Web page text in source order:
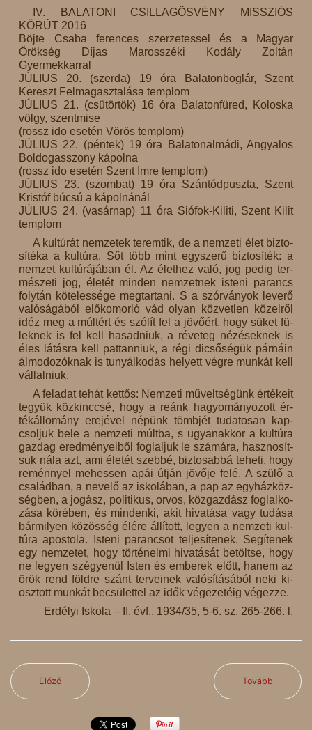
IV. BALATONI CSILLAGÖSVÉNY MISSZIÓS
KÖRÚT 2016
Böjte Csaba ferences szerzetessel és a Magyar
Örökség Díjas Marosszéki Kodály Zoltán
Gyermekkarral
JÚLIUS 20. (szerda) 19 óra Balatonboglár, Szent
Kereszt Felmagasztalása templom
JÚLIUS 21. (csütörtök) 16 óra Balatonfüred, Koloska
völgy, szentmise
(rossz ido esetén Vörös templom)
JÚLIUS 22. (péntek) 19 óra Balatonalmádi, Angyalos
Boldogasszony kápolna
(rossz ido esetén Szent Imre templom)
JÚLIUS 23. (szombat) 19 óra Szántódpuszta, Szent
Kristóf búcsú a kápolnánál
JÚLIUS 24. (vasárnap) 11 óra Siófok-Kiliti, Szent Kilit
templom
A kul­tú­rát nem­ze­tek te­rem­tik, de a nem­ze­ti élet biz­to­
sí­té­ka a kul­tú­ra. Sőt több mint egy­sze­rű biz­to­sí­ték: a
nem­zet kul­tú­rá­já­ban él. Az élet­hez va­ló, jog pe­dig ter­
mé­sze­ti jog, éle­tét min­den nem­zet­nek is­te­ni pa­rancs
foly­tán kö­te­les­sé­ge meg­tar­ta­ni. S a szór­vá­nyok le­ve­rő
va­ló­sá­gá­ból előkomorló vád olyan köz­vet­len kö­zel­ről
idéz meg a múl­tért és szó­lít fel a jö­vő­ért, hogy sü­ket fü­
lek­nek is fel kell ha­sad­ni­uk, a ré­ve­teg né­zé­sek­nek is
éles lá­tás­ra kell pat­tan­ni­uk, a ré­gi di­cső­sé­gük pár­ná­in
ál­mo­do­zók­nak is tunyálkodás he­lyett vég­re mun­kát kell
vál­lal­ni­uk.
A fel­adat te­hát ket­tős: Nem­ze­ti mű­velt­sé­günk ér­té­ke­it
te­gyük köz­kinccsé, hogy a re­ánk ha­gyo­má­nyo­zott ér­
ték­ál­lo­mány ere­jé­vel né­pünk tömb­jét tu­da­to­san kap­
csol­juk be­le a nem­ze­ti múlt­ba, s ugyan­ak­kor a kul­tú­ra
gaz­dag ered­mé­nye­i­ből fog­lal­juk le szá­má­ra, hasz­no­sít­
suk ná­la azt, ami éle­tét szeb­bé, biz­to­sab­bá te­he­ti, hogy
re­ménnyel me­hes­sen apái út­ján jö­vő­je fe­lé. A szü­lő a
csa­lád­ban, a ne­ve­lő az is­ko­lá­ban, a pap az egy­ház­köz­
ség­ben, a jo­gász, po­li­ti­kus, or­vos, köz­gaz­dász fog­lal­ko­
zá­sa kö­ré­ben, és min­den­ki, akit hi­va­tá­sa vagy tu­dá­sa
bár­mi­lyen kö­zös­ség élé­re ál­lí­tott, le­gyen a nem­ze­ti kul­
tú­ra apos­to­la. Is­te­ni pa­ran­csot tel­je­sí­te­nek. Se­gí­te­nek
egy nem­­ze­tet, hogy tör­té­nel­mi hi­va­tá­sát be­tölt­se, hogy
ne le­gyen szé­gye­nül Is­ten és em­be­rek előtt, ha­nem az
örök rend föld­re szánt ter­ve­i­nek va­ló­sí­tá­sá­ból ne­ki ki­
osz­tott mun­kát be­csü­let­tel az idők vé­ge­ze­té­ig vé­gez­ze.
Erdélyi Iskola – II. évf., 1934/35, 5-6. sz. 265-266. l.
Előző Tovább